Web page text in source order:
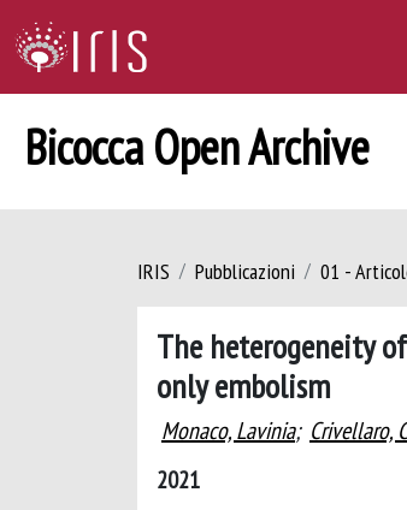
Bicocca Open Archive
IRIS Pubblicazioni 01 -
The heterogeneity
only embolism
Monaco, Lavinia; Crivellaro,
2021